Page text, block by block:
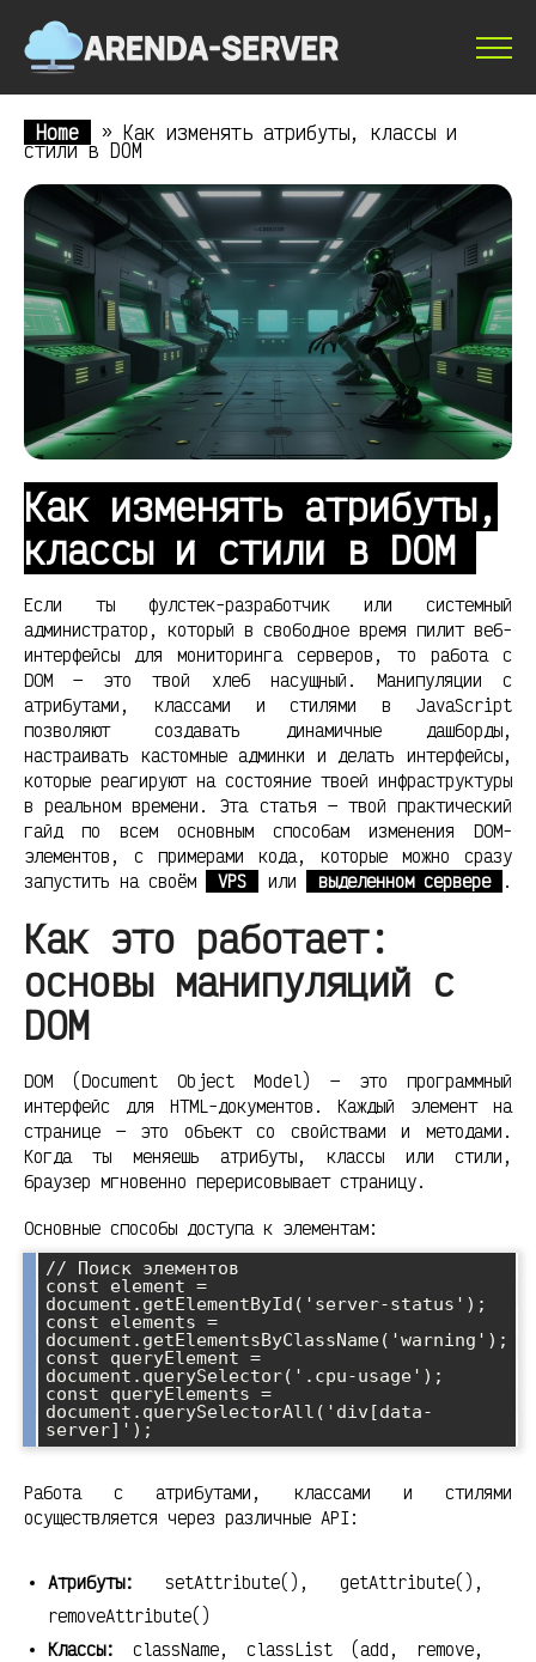
Home » Как изменять атрибуты, классы и
стили в DOM
Как изменять атрибуты,
классы и стили в DOM
Если ты фулстек-разработчик или системный
администратор, который в свободное время пилит веб-
интерфейсы для мониторинга серверов, то работа с
DOM — это твой хлеб насущный. Манипуляции с
атрибутами, классами и стилями в JavaScript
позволяют создавать динамичные дашборды,
настраивать кастомные админки и делать интерфейсы,
которые реагируют на состояние твоей инфраструктуры
в реальном времени. Эта статья — твой практический
гайд по всем основным способам изменения DOM-
элементов, с примерами кода, которые можно сразу
запустить на своём
VPS или выделенном сервере .
Как это работает:
основы манипуляций с
DOM
DOM (Document Object Model) — это программный
интерфейс для HTML-документов. Каждый элемент на
странице — это объект со свойствами и методами.
Когда ты меняешь атрибуты, классы или стили,
браузер мгновенно перерисовывает страницу.
Основные способы доступа к элементам:
// Поиск элементов
const element =
document.getElementById('server-status');
const elements =
document.getElementsByClassName('warning');
const queryElement =
document.querySelector('.cpu-usage');
const queryElements =
document.querySelectorAll('div[data-
Работа с атрибутами, классами и стилями
осуществляется через различные API:
Атрибуты:
setAttribute(), getAttribute(),
removeAttribute()
Классы:
className, classList (add, remove,